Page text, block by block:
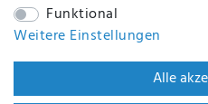
WIR SIND ZERTIFIZIERT
Funktional
Weitere Einstellungen
Alle